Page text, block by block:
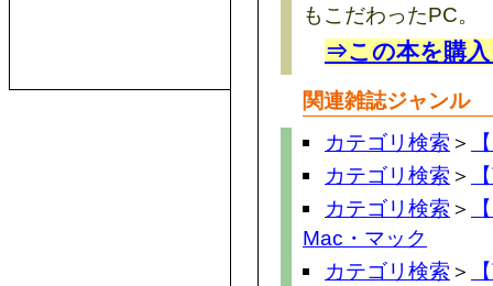
もこだわったPC。
⇒この本を購
関連雑誌ジャンル
カテゴリ検索 ＞
カテゴリ検索 ＞
カテゴリ検索 ＞
Mac・マック
カテゴリ検索 ＞